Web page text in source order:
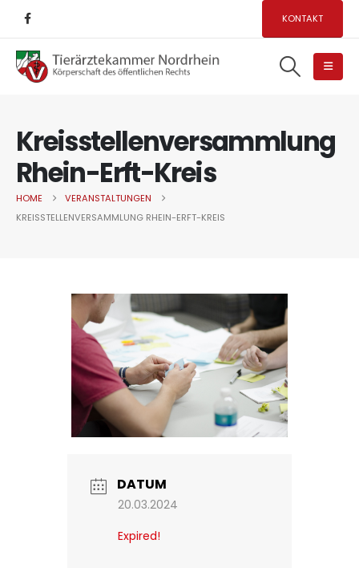
KONTAKT
Kreisstellenversammlung
Rhein-Erft-Kreis
HOME
VERANSTALTUNGEN
KREISSTELLENVERSAMMLUNG RHEIN-ERFT-KREIS
DATUM
20.03.2024
Expired!